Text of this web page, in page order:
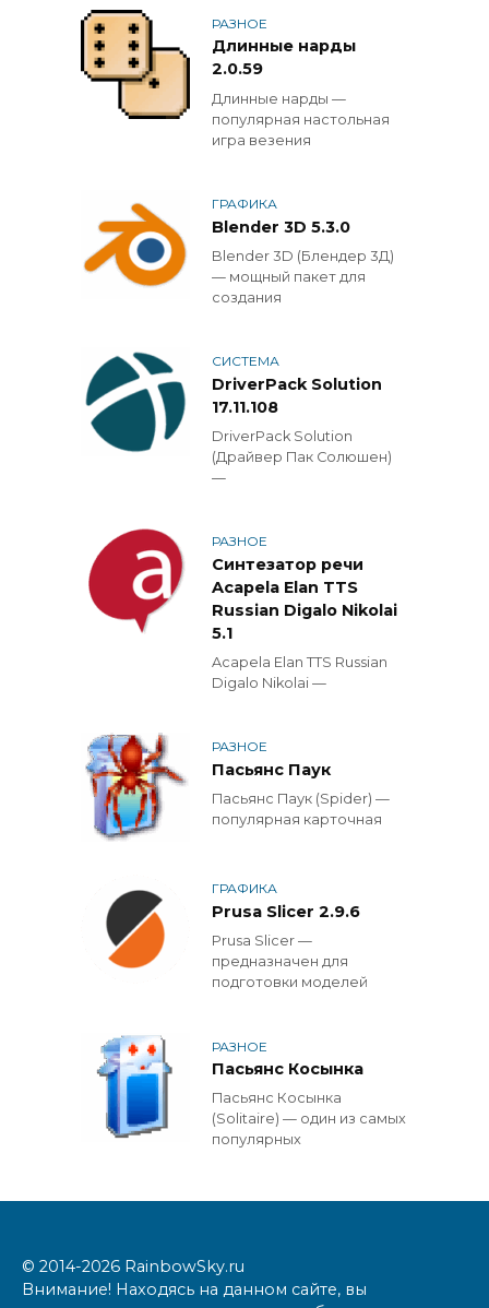
РАЗНОЕ
Длинные нарды
2.0.59
Длинные нарды —
популярная настольная
игра везения
ГРАФИКА
Blender 3D 5.3.0
Blender 3D (Блендер 3Д)
— мощный пакет для
создания
СИСТЕМА
DriverPack Solution
17.11.108
DriverPack Solution
(Драйвер Пак Солюшен)
—
РАЗНОЕ
Синтезатор речи
Acapela Elan TTS
Russian Digalo Nikolai
5.1
Acapela Elan TTS Russian
Digalo Nikolai —
РАЗНОЕ
Пасьянс Паук
Пасьянс Паук (Spider) —
популярная карточная
ГРАФИКА
Prusa Slicer 2.9.6
Prusa Slicer —
предназначен для
подготовки моделей
РАЗНОЕ
Пасьянс Косынка
Пасьянс Косынка
(Solitaire) — один из самых
популярных
© 2014-2026 RainbowSky.ru
Внимание! Находясь на данном сайте, вы